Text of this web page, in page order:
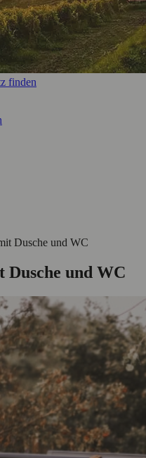
finden
Dusche und WC
und WC